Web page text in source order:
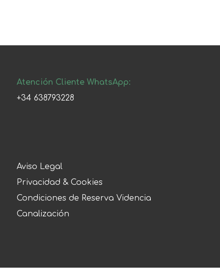
Atención Cliente WhatsApp:
+34 638793228
Aviso Legal
Privacidad & Cookies
Condiciones de Reserva Videncia
Canalización